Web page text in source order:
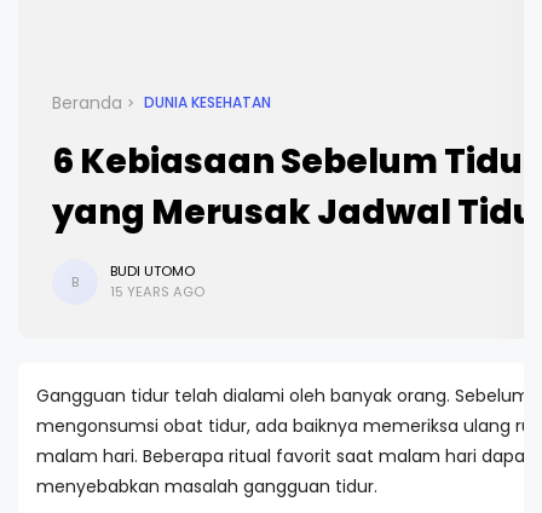
Beranda DUNIA KESEHATAN
6 Kebiasaan Sebelum Tidur
yang Merusak Jadwal
B
BUDI UTOMO
15 YEARS AGO
Gangguan tidur telah dialami oleh banyak orang. Sebelum
mengonsumsi obat tidur, ada baiknya memeriksa ulang
malam hari. Beberapa ritual favorit saat malam hari dapat
menyebabkan masalah gangguan tidur.